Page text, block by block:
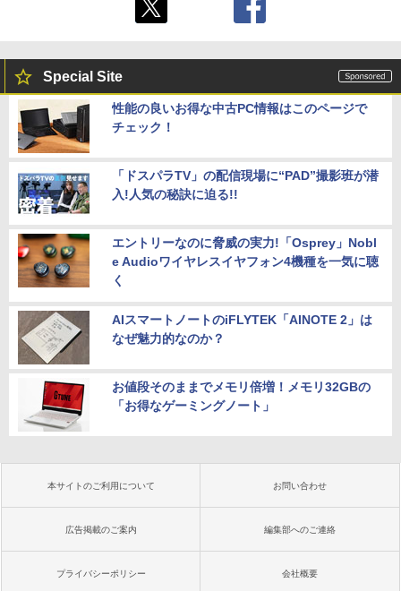
Special Site
性能の良いお得な中古PC情報はこのページで
チェック！
「ドスパラTV」の配信現場に“PAD”撮影班が潜
入!人気の秘訣に迫る!!
エントリーなのに脅威の実力!「Osprey」Nobl
e Audioワイヤレスイヤフォン4機種を一気に聴
く
AIスマートノートのiFLYTEK「AINOTE 2」は
なぜ魅力的なのか？
お値段そのままでメモリ倍増！メモリ32GBの
「お得なゲーミングノート」
本サイトのご利用について お問い合わせ
広告掲載のご案内 編集部へのご連絡
プライバシーポリシー 会社概要